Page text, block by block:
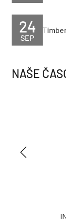
SEP
24
NAŠE